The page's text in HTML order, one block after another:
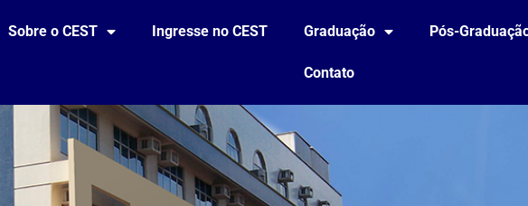
Sobre o CEST Ingresse no CEST Graduação Pós-
Contato